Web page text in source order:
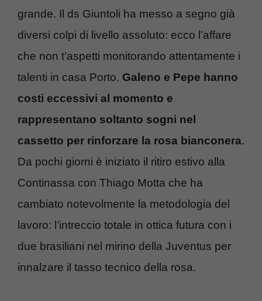
grande. Il ds Giuntoli ha messo a segno già
diversi colpi di livello assoluto: ecco l’affare
che non t’aspetti monitorando attentamente i
talenti in casa Porto. Galeno e Pepe hanno
costi eccessivi al momento e
rappresentano soltanto sogni nel
cassetto per rinforzare la rosa bianconera.
Da pochi giorni è iniziato il ritiro estivo alla
Continassa con Thiago Motta che ha
cambiato notevolmente la metodologia del
lavoro: l’intreccio totale in ottica futura con i
due brasiliani nel mirino della Juventus per
innalzare il tasso tecnico della rosa.